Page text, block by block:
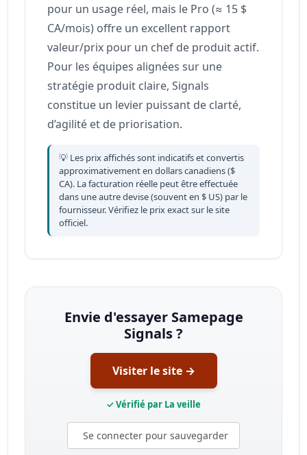
pour un usage réel, mais le Pro (≈ 15 $
CA/mois) offre un excellent rapport
valeur/prix pour un chef de produit actif.
Pour les équipes alignées sur une
stratégie produit claire, Signals
constitue un levier puissant de clarté,
d’agilité et de priorisation.
💡 Les prix affichés sont indicatifs et convertis
approximativement en dollars canadiens ($
CA). La facturation réelle peut être effectuée
dans une autre devise (souvent en $ US) par le
fournisseur. Vérifiez le prix exact sur le site
officiel.
Envie d'essayer Samepage
Signals ?
Visiter le site →
✓ Vérifié par La veille
Se connecter pour sauvegarder